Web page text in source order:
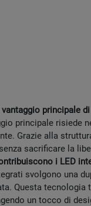
vantaggio principale
principale risiede
Grazie alla
sacrificare la
i LED
svolgono una
Questa tecnologia
un tocco di